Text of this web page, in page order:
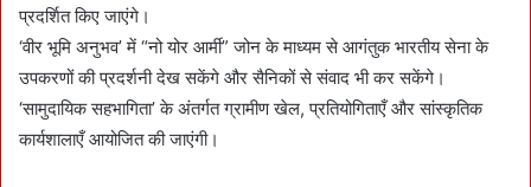
प्रदर्शित किए जाएंगे।
‘वीर भूमि अनुभव’ में “नो योर आर्मी” जोन के माध्यम से आगंतुक भारतीय सेना के
उपकरणों की प्रदर्शनी देख सकेंगे और सैनिकों से संवाद भी कर सकेंगे।
‘सामुदायिक सहभागिता’ के अंतर्गत ग्रामीण खेल, प्रतियोगिताएँ और सांस्कृतिक
कार्यशालाएँ आयोजित की जाएंगी।